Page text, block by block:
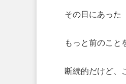
その日にあった
もっと前のこと
断続的だけど、